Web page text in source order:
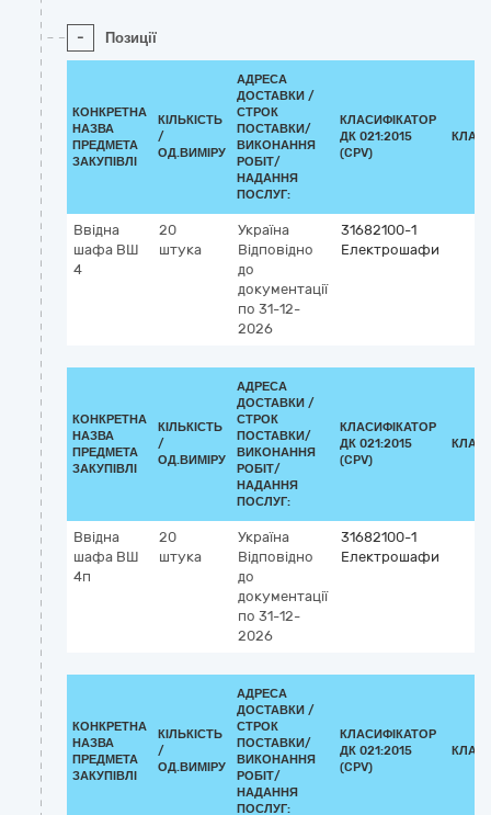
- Позиції
КОНКРЕТНА
НАЗВА
ПРЕДМЕТА
ЗАКУПІВЛІ
КІЛЬКІСТЬ
/
ОД.ВИМІРУ
АДРЕСА
ДОСТАВКИ /
СТРОК
ПОСТАВКИ/
ВИКОНАННЯ
РОБІТ/
НАДАННЯ
ПОСЛУГ:
КЛАСИФІКАТОР
ДК 021:2015
(CPV)
Ввідна
шафа ВШ
4
20
штука
Україна
Відповідно
до
документації
по 31-12-
2026
31682100-1
Електрошафи
КОНКРЕТНА
НАЗВА
ПРЕДМЕТА
ЗАКУПІВЛІ
КІЛЬКІСТЬ
/
ОД.ВИМІРУ
АДРЕСА
ДОСТАВКИ /
СТРОК
ПОСТАВКИ/
ВИКОНАННЯ
РОБІТ/
НАДАННЯ
ПОСЛУГ:
КЛАСИФІКАТОР
ДК 021:2015
(CPV)
Ввідна
шафа ВШ
4п
20
штука
Україна
Відповідно
до
документації
по 31-12-
2026
31682100-1
Електрошафи
КОНКРЕТНА
НАЗВА
ПРЕДМЕТА
ЗАКУПІВЛІ
КІЛЬКІСТЬ
/
ОД.ВИМІРУ
АДРЕСА
ДОСТАВКИ /
СТРОК
ПОСТАВКИ/
ВИКОНАННЯ
РОБІТ/
НАДАННЯ
ПОСЛУГ:
КЛАСИФІКАТОР
ДК 021:2015
(CPV)